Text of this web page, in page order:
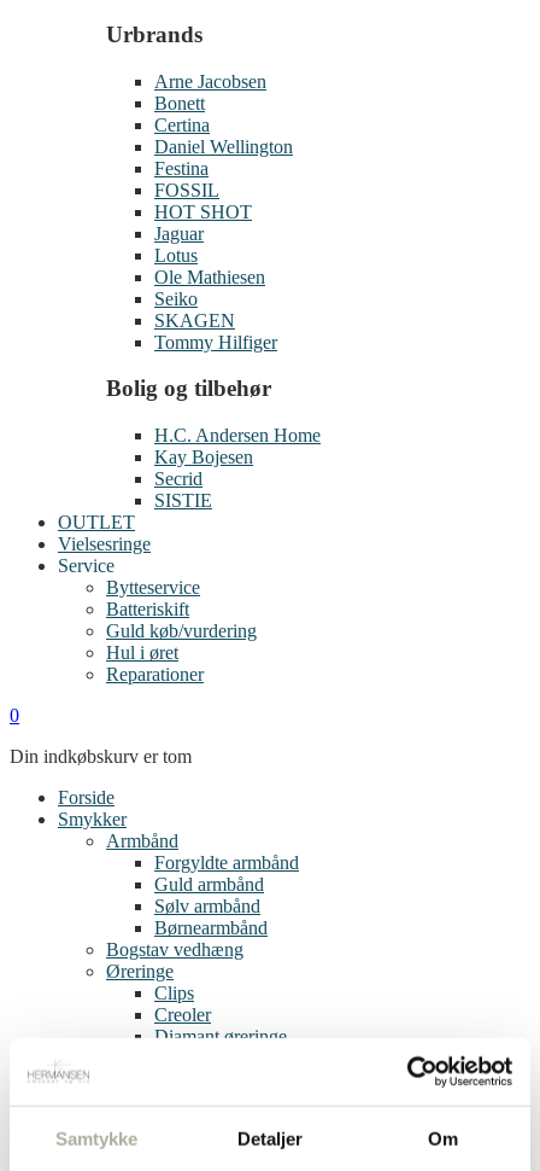
Samtykke Detaljer Om
Urbrands
Arne Jacobsen
Bonett
Certina
Daniel Wellington
Festina
FOSSIL
HOT SHOT
Jaguar
Lotus
Ole Mathiesen
Seiko
SKAGEN
Tommy Hilfiger
Bolig og tilbehør
H.C. Andersen Home
Kay Bojesen
Secrid
SISTIE
OUTLET
Vielsesringe
Service
Bytteservice
Batteriskift
Guld køb/vurdering
Hul i øret
Reparationer
0
Din indkøbskurv er tom
Forside
Smykker
Armbånd
Forgyldte armbånd
Guld armbånd
Sølv armbånd
Børnearmbånd
Bogstav vedhæng
Øreringe
Clips
Creoler
Diamant øreringe
Sølv øreringe
Børneøreringe